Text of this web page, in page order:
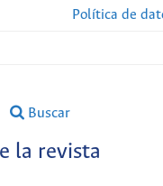
Política de
Buscar
la revista